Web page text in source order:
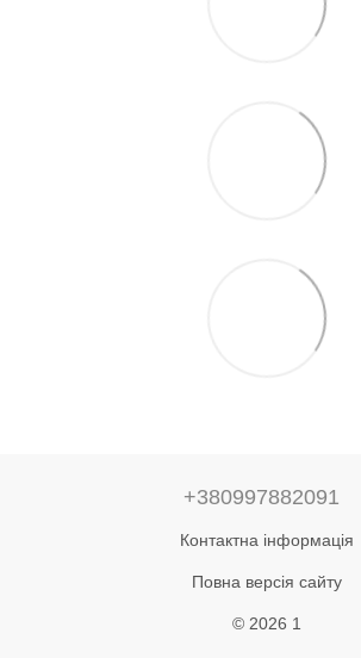
+380997882091
Контактна інформація
Повна версія сайту
© 2026 1